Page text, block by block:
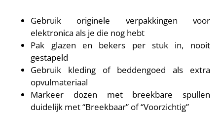
Gebruik originele verpakkingen voor
elektronica als je die nog hebt
Pak glazen en bekers per stuk in, nooit
gestapeld
Gebruik kleding of beddengoed als extra
opvulmateriaal
Markeer dozen met breekbare spullen
duidelijk met “Breekbaar” of “Voorzichtig”